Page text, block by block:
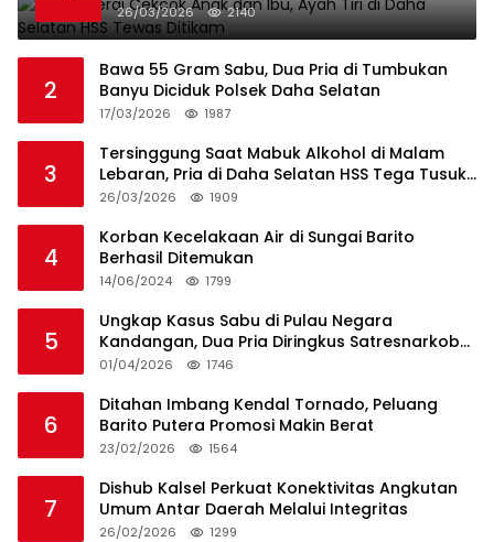
26/03/2026 2140
2
Bawa 55 Gram Sabu, Dua Pria di Tumbukan
Banyu Diciduk Polsek Daha Selatan
17/03/2026 1987
3
Tersinggung Saat Mabuk Alkohol di Malam
Lebaran, Pria di Daha Selatan HSS Tega Tusuk
Teman Sendiri
26/03/2026 1909
4
Korban Kecelakaan Air di Sungai Barito
Berhasil Ditemukan
14/06/2024 1799
5
Ungkap Kasus Sabu di Pulau Negara
Kandangan, Dua Pria Diringkus Satresnarkoba
HSS
01/04/2026 1746
6
Ditahan Imbang Kendal Tornado, Peluang
Barito Putera Promosi Makin Berat
23/02/2026 1564
7
Dishub Kalsel Perkuat Konektivitas Angkutan
Umum Antar Daerah Melalui Integritas
26/02/2026 1299